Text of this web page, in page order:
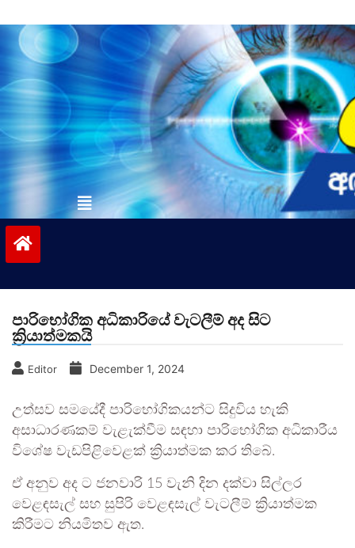
to
contentvinivida.lk
පාරිභෝගික අධිකාරියේ වැටලීම් අද සිට
ක්‍රියාත්මකයි
Editor December 1, 2024
උත්සව සමයේදී පාරිභෝගිකයන්ට සිදුවිය හැකි
අසාධාරණකම් වැළැක්වීම සඳහා පාරිභෝගික අධිකාරීය
විශේෂ වැඩපිළිවෙළක් ක්‍රියාත්මක කර තිබේ.
ඒ අනුව අද ට ජනවාරි 15 වැනි දින දක්වා සිල්ලර
වෙළඳසැල් සහ සුපිරි වෙළඳසැල් වැටලීම් ක්‍රියාත්මක
කිරීමට නියමිතව ඇත.